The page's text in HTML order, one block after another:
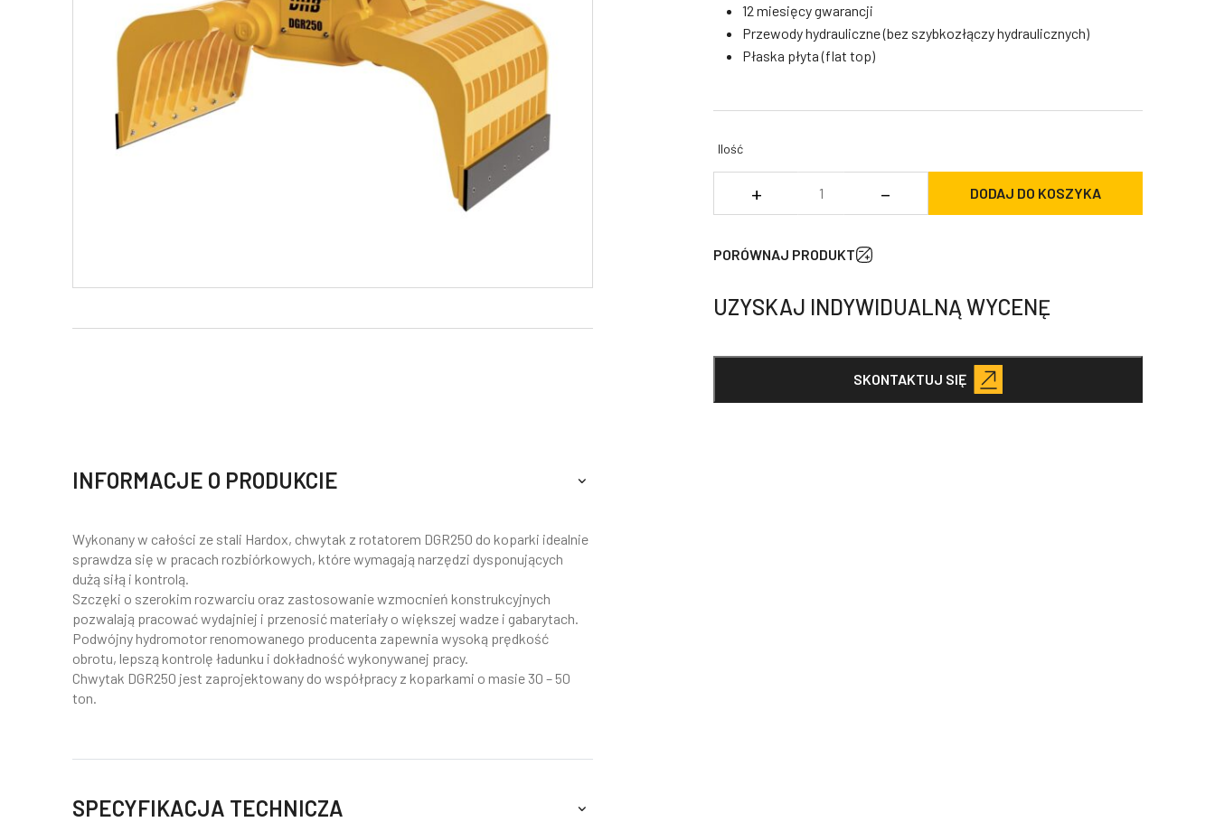
12 miesięcy gwarancji
Przewody hydrauliczne (bez szybkozłączy hydraulicznych)
Płaska płyta (flat top)
Ilość
+
Chwytak
DHB
– DODAJ DO KOSZYKA
PORÓWNAJ PRODUKT
UZYSKAJ INDYWIDUALNĄ WYCENĘ
SKONTAKTUJ SIĘ
INFORMACJE O PRODUKCIE
Wykonany w całości ze stali Hardox, chwytak z rotatorem DGR250 do koparki idealnie
sprawdza się w pracach rozbiórkowych, które wymagają narzędzi dysponujących
dużą siłą i kontrolą.
Szczęki o szerokim rozwarciu oraz zastosowanie wzmocnień konstrukcyjnych
pozwalają pracować wydajniej i przenosić materiały o większej wadze i gabarytach.
Podwójny hydromotor renomowanego producenta zapewnia wysoką prędkość
obrotu, lepszą kontrolę ładunku i dokładność wykonywanej pracy.
Chwytak DGR250 jest zaprojektowany do współpracy z koparkami o masie 30 – 50
ton.
SPECYFIKACJA TECHNICZA